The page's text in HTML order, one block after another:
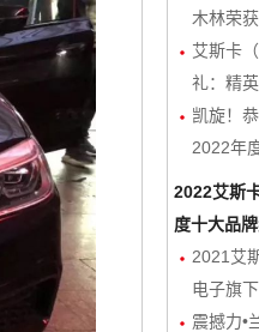
木林荣
艾斯卡
礼：精
凯旋！
2022年
2022艾斯
度十大品牌
2021艾
电子旗
震撼力•